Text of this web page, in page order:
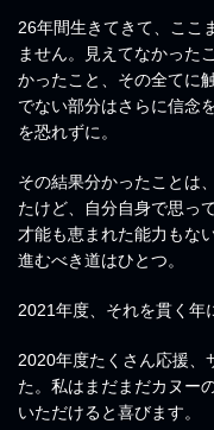
26年間生きてきて、ここ
ません。見えてなかった
かったこと、その全てに
でない部分はさらに信念
を恐れずに。
その結果分かったことは
たけど、自分自身で思っ
才能も恵まれた能力もな
進むべき道はひとつ。
2021年度、それを貫く年
2020年度たくさん応援、
た。私はまだまだカヌー
いただけると喜びます。